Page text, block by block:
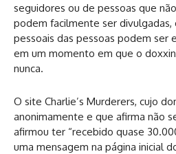
seguidores ou de pessoas que
podem facilmente ser divulgadas,
pessoais das pessoas podem ser
em um momento em que o
nunca.
O site Charlie’s Murderers, cujo
anonimamente e que afirma não
afirmou ter “recebido quase
uma mensagem na página inicial